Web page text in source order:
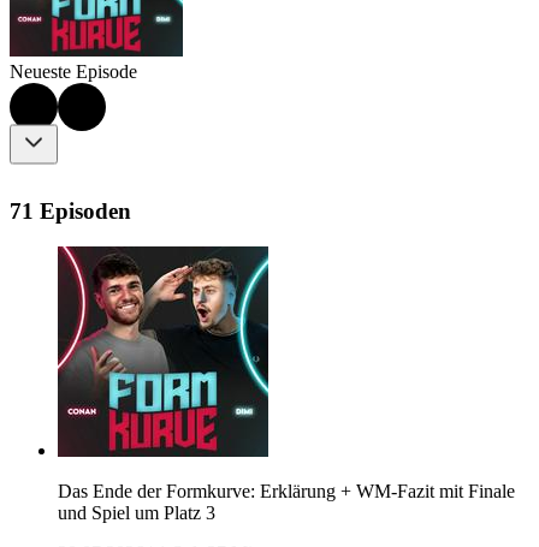
Neueste Episode
71 Episoden
Das Ende der Formkurve: Erklärung + WM-Fazit mit Finale
und Spiel um Platz 3